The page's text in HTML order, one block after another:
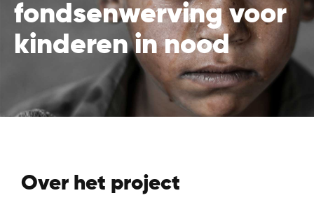
fondsenwerving voor
kinderen in nood
Over het project